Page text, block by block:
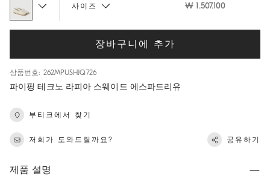
사이즈 ₩ 1.507.100
장바구니에 추가
상품번호: 262MPUSHJQ726
파이핑 테크노 라피아 스웨이드 에스파드리유
부티크에서 찾기
저희가 도와드릴까요? 공유하기
제품 설명